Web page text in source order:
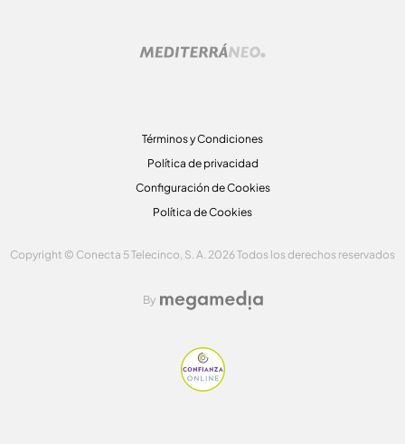
Términos y Condiciones
Política de privacidad
Configuración de Cookies
Política de Cookies
Copyright © Conecta 5 Telecinco, S. A. 2026 Todos los derechos reservados
By